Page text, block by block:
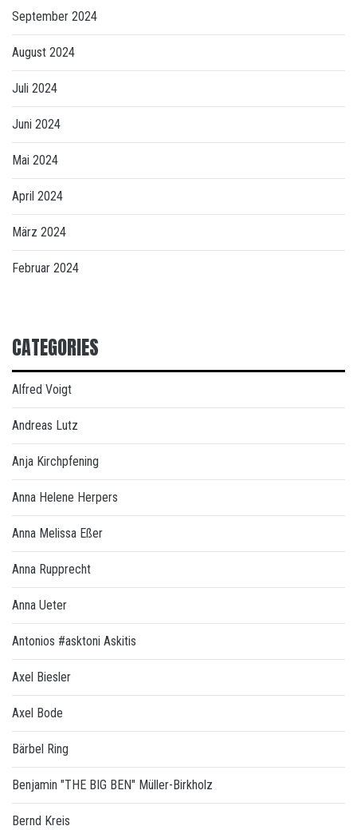
September 2024
August 2024
Juli 2024
Juni 2024
Mai 2024
April 2024
März 2024
Februar 2024
CATEGORIES
Alfred Voigt
Andreas Lutz
Anja Kirchpfening
Anna Helene Herpers
Anna Melissa Eßer
Anna Rupprecht
Anna Ueter
Antonios #asktoni Askitis
Axel Biesler
Axel Bode
Bärbel Ring
Benjamin "THE BIG BEN" Müller-Birkholz
Bernd Kreis